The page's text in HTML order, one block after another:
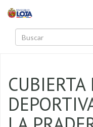
CUBIERTA